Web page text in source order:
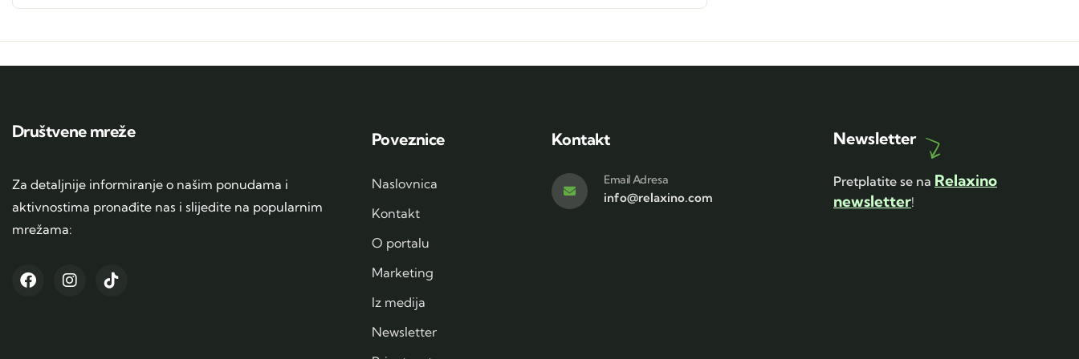
Društvene mreže
Za detaljnije informiranje o našim ponudama i
aktivnostima pronađite nas i slijedite na popularnim
mrežama:
Poveznice
Naslovnica
Kontakt
O portalu
Marketing
Iz medija
Newsletter
Kontakt
Email Adresa
info@relaxino.com
Newsletter
Pretplatite se na Relaxino
newsletter!